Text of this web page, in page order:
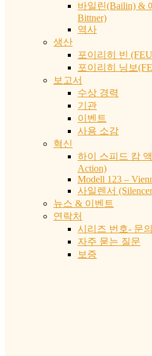
바일린(Bailin) &
Bittner)
역사
생산
포이리히 빈
포이리히 닝보
보고서
수상 경력
기관
이벤트
사용 소감
혁신
하이 스피드 캄
Action)
Modell 123 –
사일렌서
뉴스 & 이벤트
연락처
시리즈 번호- 문의
자주 묻는 질문
보증